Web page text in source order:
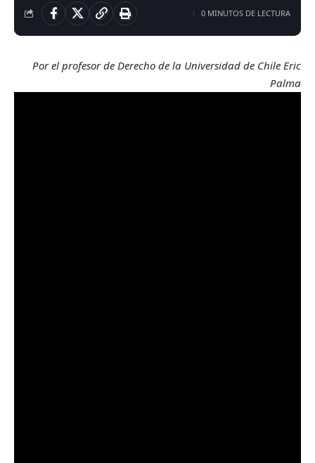
0 MINUTOS DE LECTURA
Por el profesor de Derecho de la Universidad de Chile Eric
Palma